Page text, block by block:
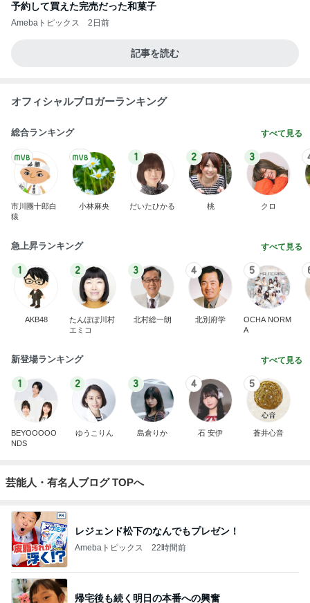
予約して買えた完売だった和菓子
Amebaトピックス 2日前
記事を読む
オフィシャルブロガーランキング
総合ランキング すべて見る
市川團十郎白
猿
小林麻央
1
だいたひかる
2
桃
3
クロ
急上昇ランキング すべて見る
1
AKB48
2
たんぽぽ川村
エミコ
3
北村総一朗
4
北別府学
5
OCHA NORM
A
新登場ランキング すべて見る
1
BEYOOOOO
NDS
2
ゆうこりん
3
島倉りか
4
石 安伊
5
蒼井心音
芸能人・有名人ブログ TOPへ
レジェンド松下のなんでもプレゼン！
Amebaトピックス 22時間前
帰宅後も続く明日の本番への興奮